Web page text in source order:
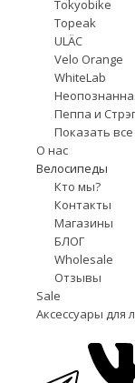
Tokyobike
Topeak
ULÄC
Velo Orange
WhiteLab
Пеппа и
Показать
О нас
Велосипеды
Кто мы?
Контакты
Магазины
БЛОГ
Wholesale
Отзывы
Sale
Аксессуары для